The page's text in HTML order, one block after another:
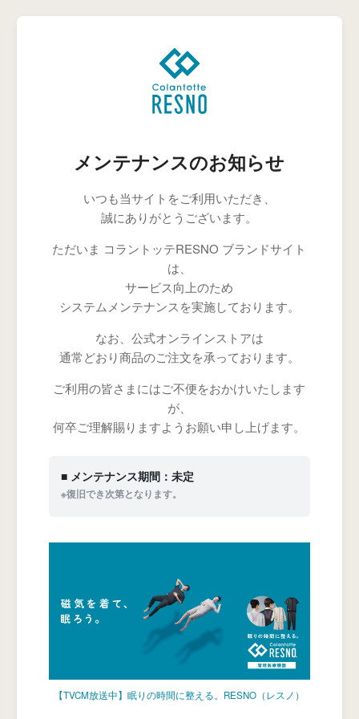
メンテナンスのお知らせ
いつも当サイトをご利用いただき、
誠にありがとうございます。
ただいま コラントッテRESNO ブランドサイト
は、
サービス向上のため
システムメンテナンスを実施しております。
なお、公式オンラインストアは
通常どおり商品のご注文を承っております。
ご利用の皆さまにはご不便をおかけいたします
が、
何卒ご理解賜りますようお願い申し上げます。
■ メンテナンス期間：未定
※復旧でき次第となります。
【TVCM放送中】眠りの時間に整える。RESNO（レスノ）